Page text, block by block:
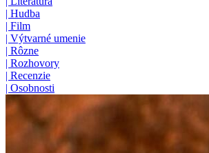
| Hudba
| Film
| Výtvarné umenie
| Rôzne
| Rozhovory
| Recenzie
| Osobnosti